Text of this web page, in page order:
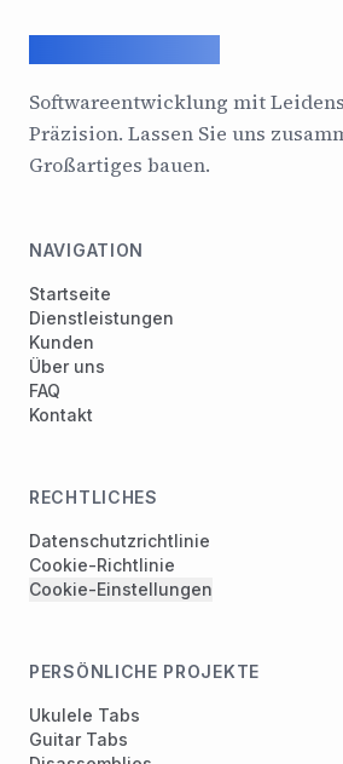
Softwareentwicklung mit
Präzision. Lassen Sie uns
Großartiges bauen.
NAVIGATION
Startseite
Dienstleistungen
Kunden
Über uns
FAQ
Kontakt
RECHTLICHES
Datenschutzrichtlinie
Cookie-Richtlinie
Cookie-Einstellungen
PERSÖNLICHE PROJEKTE
Ukulele Tabs
Guitar Tabs